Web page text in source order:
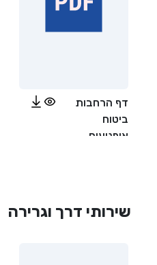
דף הרחבות
ביטוח
אופנועים
שירותי דרך וגרירה